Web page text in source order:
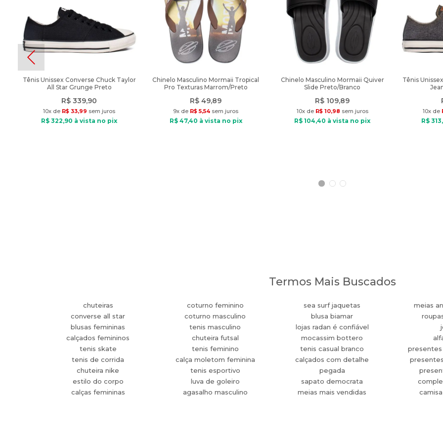
Tênis Unissex Converse Chuck Taylor
All Star Grunge Preto
R$ 339,90
10x de R$ 33,99 sem juros
R$ 322,90 à vista no pix
Chinelo Masculino Mormaii Tropical
Pro Texturas Marrom/Preto
R$ 49,89
9x de R$ 5,54 sem juros
R$ 47,40 à vista no pix
Chinelo Masculino Mormaii Quiver
Slide Preto/Branco
R$ 109,89
10x de R$ 10,98 sem juros
R$ 104,40 à vista no pix
Tênis
10x de
R$ 313,
Termos Mais Buscados
chuteiras
converse all star
blusas femininas
calçados femininos
tenis skate
tenis de corrida
chuteira nike
estilo do corpo
calças femininas
coturno feminino
coturno masculino
tenis masculino
chuteira futsal
tenis feminino
calça moletom feminina
tenis esportivo
luva de goleiro
agasalho masculino
sea surf jaquetas
blusa biamar
lojas radan é confiável
mocassim bottero
tenis casual branco
calçados com detalhe
pegada
sapato democrata
meias mais vendidas
meias
presentes